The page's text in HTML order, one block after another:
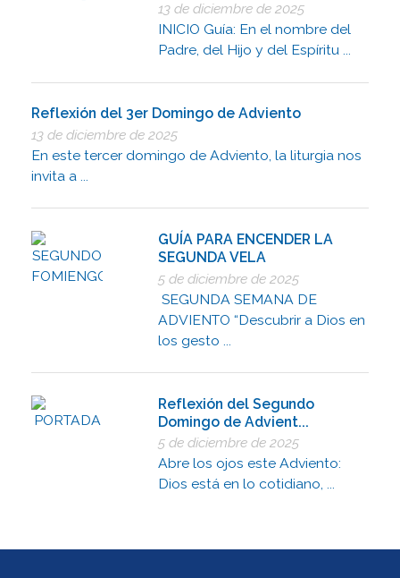
13 de diciembre de 2025
INICIO Guía: En el nombre del
Padre, del Hijo y del Espíritu ...
Reflexión del 3er Domingo de Adviento
13 de diciembre de 2025
En este tercer domingo de Adviento, la liturgia nos
invita a ...
GUÍA PARA ENCENDER LA
SEGUNDA VELA
5 de diciembre de 2025
SEGUNDA SEMANA DE
ADVIENTO “Descubrir a Dios en
los gesto ...
Reflexión del Segundo
Domingo de Advient...
5 de diciembre de 2025
Abre los ojos este Adviento:
Dios está en lo cotidiano, ...